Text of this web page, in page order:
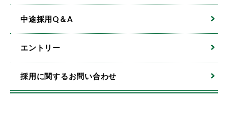
中途採用Q＆A
エントリー
採用に関するお問い合わせ